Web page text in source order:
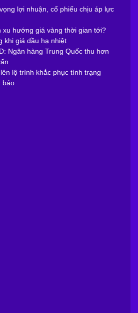
lợi nhuận, cổ phiếu chịu áp lực
xu hướng giá vàng thời gian tới?
khi giá dầu hạ nhiệt
Ngân hàng Trung Quốc thu hơn
lộ trình khắc phục tình trạng
báo